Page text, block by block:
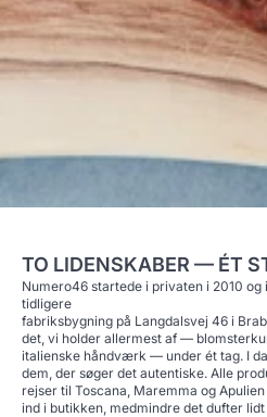
TO LIDENSKABER — ÉT
Numero46 startede i privaten i 2010
tidligere
fabriksbygning på Langdalsvej 46 i
det, vi holder allermest af —
italienske håndværk — under ét tag. I
dem, der søger det autentiske. Alle
rejser til Toscana, Maremma og
ind i butikken, medmindre det dufter